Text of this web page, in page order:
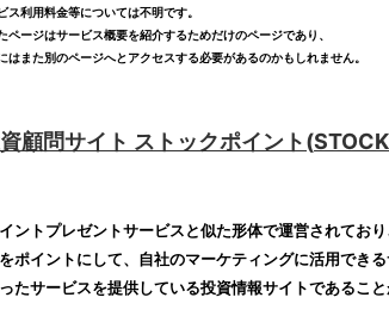
ス利用料金等については不明です。
ページはサービス概要を紹介するためだけのページであり、
はまた別のページへとアクセスする必要があるのかもしれません。
顧問サイト ストックポイント(
ントプレゼントサービスと似た形体で運営されており
をポイントにして、自社のマーケティングに活用でき
たサービスを提供している投資情報サイトであること